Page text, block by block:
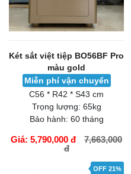
Két sắt việt tiệp BO56BF Pro
màu gold
Miễn phí vận chuyển
C56 * R42 * S43 cm
Trọng lượng: 65kg
Bảo hành: 60 tháng
Giá: 5,790,000 đ
7,663,000
đ
OFF 21%